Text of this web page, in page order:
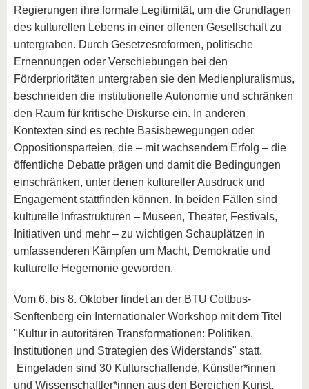
Regierungen ihre formale Legitimität, um die Grundlagen
des kulturellen Lebens in einer offenen Gesellschaft zu
untergraben. Durch Gesetzesreformen, politische
Ernennungen oder Verschiebungen bei den
Förderprioritäten untergraben sie den Medienpluralismus,
beschneiden die institutionelle Autonomie und schränken
den Raum für kritische Diskurse ein. In anderen
Kontexten sind es rechte Basisbewegungen oder
Oppositionsparteien, die – mit wachsendem Erfolg – die
öffentliche Debatte prägen und damit die Bedingungen
einschränken, unter denen kultureller Ausdruck und
Engagement stattfinden können. In beiden Fällen sind
kulturelle Infrastrukturen – Museen, Theater, Festivals,
Initiativen und mehr – zu wichtigen Schauplätzen in
umfassenderen Kämpfen um Macht, Demokratie und
kulturelle Hegemonie geworden.
Vom 6. bis 8. Oktober findet an der BTU Cottbus-
Senftenberg ein Internationaler Workshop mit dem Titel
"Kultur in autoritären Transformationen: Politiken,
Institutionen und Strategien des Widerstands" statt.
Eingeladen sind 30 Kulturschaffende, Künstler*innen
und Wissenschaftler*innen aus den Bereichen Kunst,